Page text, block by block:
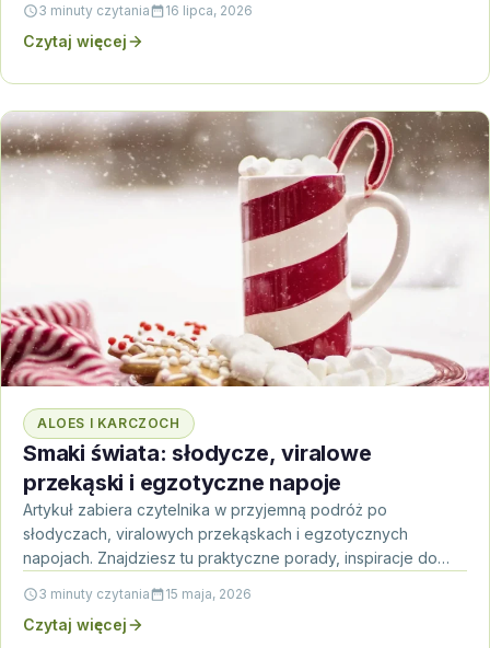
3 minuty czytania 16 lipca, 2026
Czytaj więcej
ALOES I KARCZOCH
Smaki świata: słodycze, viralowe
przekąski i egzotyczne napoje
Artykuł zabiera czytelnika w przyjemną podróż po
słodyczach, viralowych przekąskach i egzotycznych
napojach. Znajdziesz tu praktyczne porady, inspiracje do
3 minuty czytania 15 maja, 2026
Czytaj więcej